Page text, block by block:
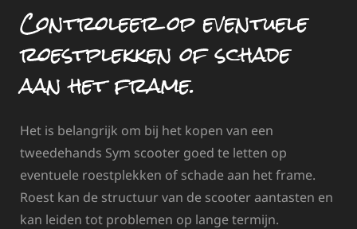
Controleer op eventuele
roestplekken of schade
aan het frame.
Het is belangrijk om bij het kopen van een
tweedehands Sym scooter goed te letten op
eventuele roestplekken of schade aan het frame.
Roest kan de structuur van de scooter aantasten en
kan leiden tot problemen op lange termijn.